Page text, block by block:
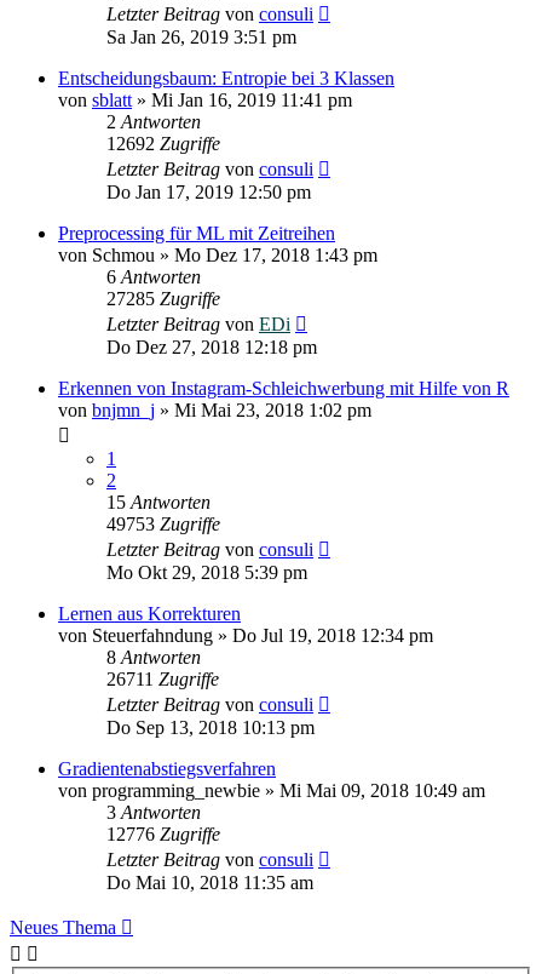
Letzter Beitrag von consuli
Sa Jan 26, 2019 3:51 pm
Entscheidungsbaum: Entropie bei 3 Klassen
von sblatt » Mi Jan 16, 2019 11:41 pm
2 Antworten
12692 Zugriffe
Letzter Beitrag von consuli
Do Jan 17, 2019 12:50 pm
Preprocessing für ML mit Zeitreihen
von Schmou » Mo Dez 17, 2018 1:43 pm
6 Antworten
27285 Zugriffe
Letzter Beitrag von EDi
Do Dez 27, 2018 12:18 pm
Erkennen von Instagram-Schleichwerbung mit Hilfe von R
von bnjmn_j » Mi Mai 23, 2018 1:02 pm
1
2
15 Antworten
49753 Zugriffe
Letzter Beitrag von consuli
Mo Okt 29, 2018 5:39 pm
Lernen aus Korrekturen
von Steuerfahndung » Do Jul 19, 2018 12:34 pm
8 Antworten
26711 Zugriffe
Letzter Beitrag von consuli
Do Sep 13, 2018 10:13 pm
Gradientenabstiegsverfahren
von programming_newbie » Mi Mai 09, 2018 10:49 am
3 Antworten
12776 Zugriffe
Letzter Beitrag von consuli
Do Mai 10, 2018 11:35 am
Neues Thema